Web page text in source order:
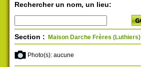
Rechercher un nom, un lieu:
Section : Maison Darche Frères (Luthiers)
Photo(s): aucune